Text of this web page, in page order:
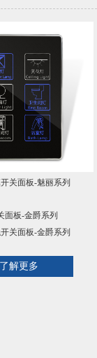
关面板-魅丽系列
关面板-金爵系列
了解更多